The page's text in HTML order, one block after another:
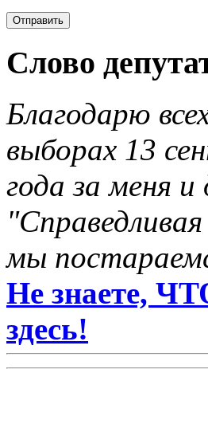
Слово
Благодарю
выборах 13
года за меня
мы
Не знаете,
здесь!